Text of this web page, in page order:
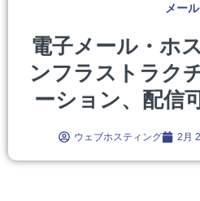
メール
電子メール・ホ
ンフラストラク
ーション、配信
ウェブホスティング 2月